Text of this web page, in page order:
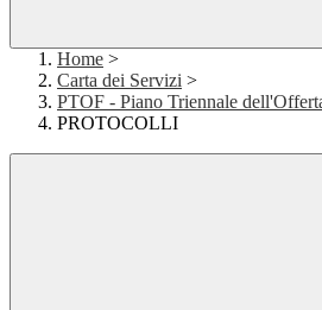
Home >
Carta dei Servizi >
PTOF - Piano Triennale
PROTOCOLLI